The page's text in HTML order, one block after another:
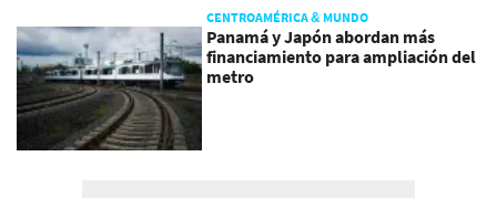
CENTROAMÉRICA & MUNDO
Panamá y Japón abordan más
financiamiento para ampliación del
metro